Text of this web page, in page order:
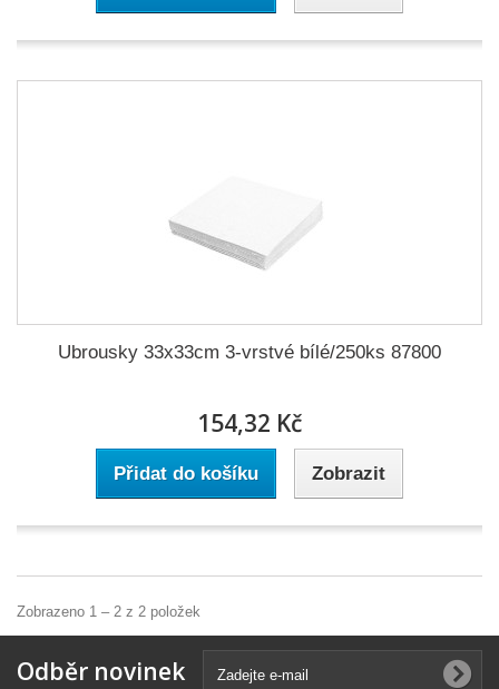
Ubrousky 33x33cm 3-vrstvé bílé/250ks 87800
154,32 Kč
Přidat do košíku Zobrazit
Zobrazeno 1 – 2 z 2 položek
Odběr novinek